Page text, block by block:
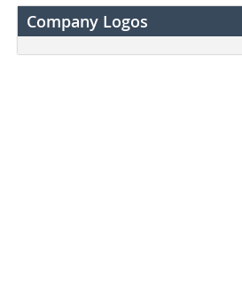
Company Logos